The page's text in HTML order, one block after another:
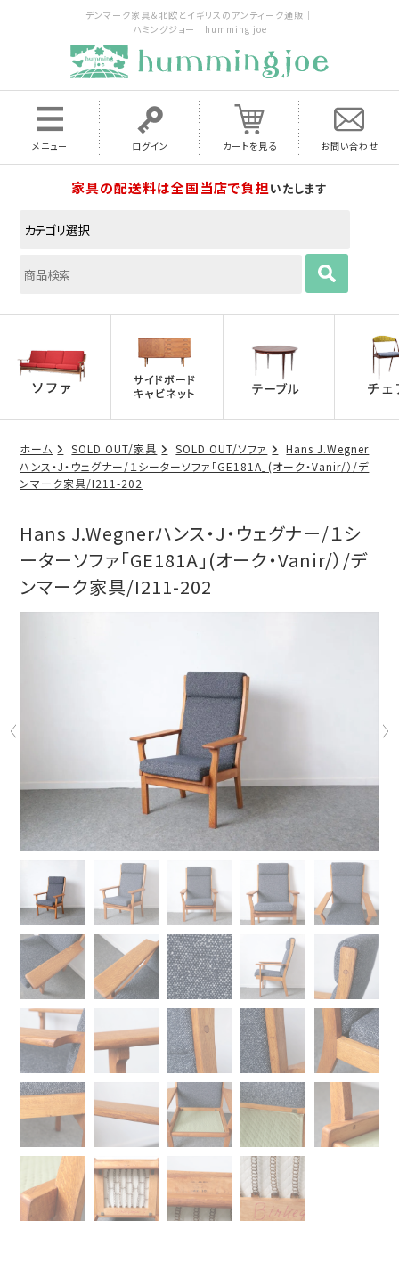
デンマーク家具＆北欧とイギリスのアンティーク通販｜
ハミングジョー humming joe
メニュー ログイン カートを見る お問い合わせ
家具の配送料は全国当店で負担いたします
ホーム SOLD OUT/家具 SOLD OUT/ソファ
Hans J.Wegner
ハンス・J・ウェグナー/１シーターソファ「GE181A」(オーク・Vanir/）/デ
ンマーク家具/I211-202
Hans J.Wegnerハンス・J・ウェグナー/１シ
ーターソファ「GE181A」(オーク・Vanir/）/デ
ンマーク家具/I211-202